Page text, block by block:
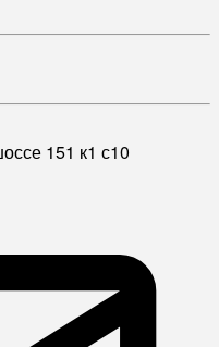
151 к1 с10